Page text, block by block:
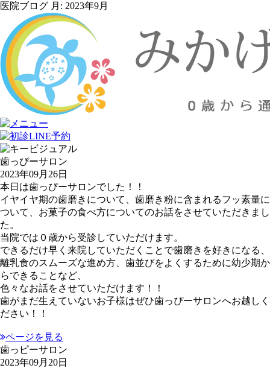
医院ブログ 月: 2023年9月
歯っぴーサロン
2023年09月26日
本日は歯っぴーサロンでした！！
イヤイヤ期の歯磨きについて、歯磨き粉に含まれるフッ素量に
ついて、お菓子の食べ方についてのお話をさせていただきまし
た。
当院では０歳から受診していただけます。
できるだけ早く来院していただくことで歯磨きを好きになる、
離乳食のスムーズな進め方、歯並びをよくするために幼少期か
らできることなど、
色々なお話をさせていただけます！！
歯がまだ生えていないお子様はぜひ歯っぴーサロンへお越しく
ださい！！
ページを見る
歯っピーサロン
2023年09月20日